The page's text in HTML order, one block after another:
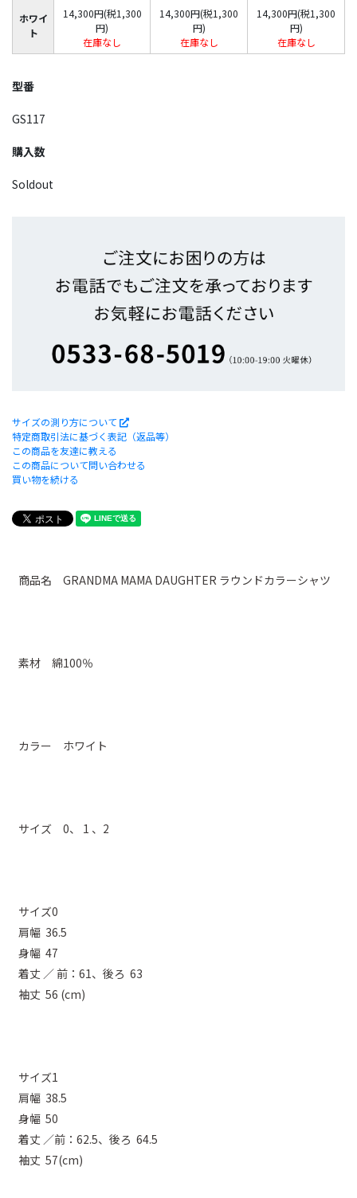
ホワイ
ト
14,300円(税1,300
円)
在庫なし
14,300円(税1,300
円)
在庫なし
14,300円(税1,300
円)
在庫なし
型番
GS117
購入数
Soldout
サイズの測り方について
特定商取引法に基づく表記（返品等）
この商品を友達に教える
この商品について問い合わせる
買い物を続ける
商品名 GRANDMA MAMA DAUGHTER ラウンドカラーシャツ
素材 綿100％
カラー ホワイト
サイズ 0、 1 、2
サイズ0
肩幅 36.5
身幅 47
着丈 ／ 前：61、後ろ 63
袖丈 56 (cm)
サイズ1
肩幅 38.5
身幅 50
着丈 ／前：62.5、後ろ 64.5
袖丈 57(cm)